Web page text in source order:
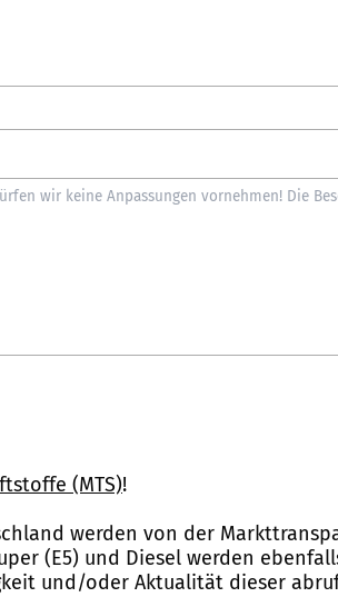
(MTS)!
werden von der
(E5) und Diesel werden
und/oder Aktualität dieser